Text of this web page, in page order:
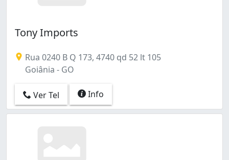
Tony Imports
Rua 0240 B Q 173, 4740 qd 52 lt 105
Goiânia - GO
Ver Tel Info